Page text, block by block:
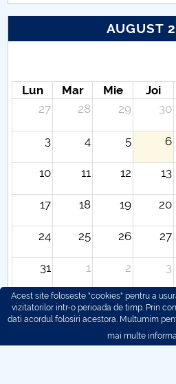
AUGUST
Lun Mar Mie Joi
27
28 29 30
3 4 5 6
10 11 12 13
17 18 19 20
24 25 26 27
31 1 2 3
Acest site foloseste "cookies" pentru a
vizitatorilor intr-o perioada de timp. Prin
dati acordul folosiri acestora. Multumim
mai multe